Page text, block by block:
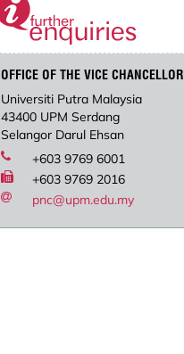
OFFICE OF THE VICE CHANCELLOR
Universiti Putra Malaysia
43400 UPM Serdang
Selangor Darul Ehsan
+603 9769 6001
+603 9769 2016
pnc@upm.edu.my